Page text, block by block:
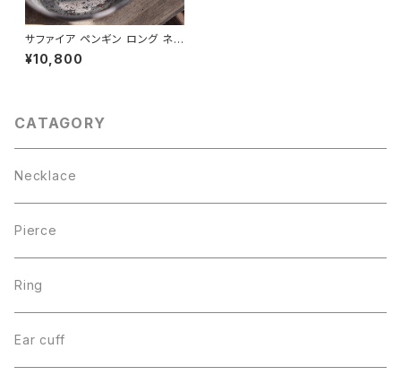
サファイア ペンギン ロング ネッ
クレス シルバー925
¥10,800
CATAGORY
Necklace
Pierce
Ring
Ear cuff